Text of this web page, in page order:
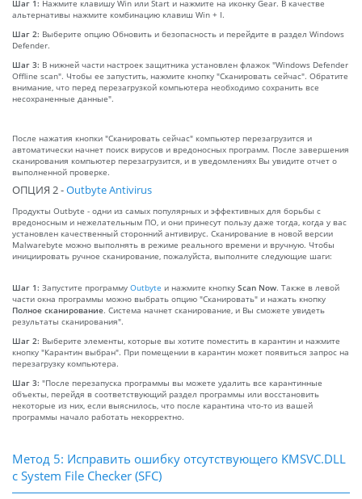
Шаг 1: Нажмите клавишу Win или Start и нажмите на иконку Gear. В качестве
альтернативы нажмите комбинацию клавиш Win + I.
Шаг 2: Выберите опцию Обновить и безопасность и перейдите в раздел Windows
Defender.
Шаг 3: В нижней части настроек защитника установлен флажок "Windows Defender
Offline scan". Чтобы ее запустить, нажмите кнопку "Сканировать сейчас". Обратите
внимание, что перед перезагрузкой компьютера необходимо сохранить все
несохраненные данные".
После нажатия кнопки "Сканировать сейчас" компьютер перезагрузится и
автоматически начнет поиск вирусов и вредоносных программ. После завершения
сканирования компьютер перезагрузится, и в уведомлениях Вы увидите отчет о
выполненной проверке.
ОПЦИЯ 2 -Outbyte Antivirus
Продукты Outbyte - одни из самых популярных и эффективных для борьбы с
вредоносным и нежелательным ПО, и они принесут пользу даже тогда, когда у вас
установлен качественный сторонний антивирус. Сканирование в новой версии
Malwarebyte можно выполнять в режиме реального времени и вручную. Чтобы
инициировать ручное сканирование, пожалуйста, выполните следующие шаги:
Шаг 1: Запустите программу Outbyte и нажмите кнопку Scan Now. Также в левой
части окна программы можно выбрать опцию "Сканировать" и нажать кнопку
Полное сканирование. Система начнет сканирование, и Вы сможете увидеть
результаты сканирования".
Шаг 2: Выберите элементы, которые вы хотите поместить в карантин и нажмите
кнопку "Карантин выбран". При помещении в карантин может появиться запрос на
перезагрузку компьютера.
Шаг 3: "После перезапуска программы вы можете удалить все карантинные
объекты, перейдя в соответствующий раздел программы или восстановить
некоторые из них, если выяснилось, что после карантина что-то из вашей
программы начало работать некорректно.
Метод 5: Исправить ошибку отсутствующего KMSVC.DLL
с System File Checker (SFC)